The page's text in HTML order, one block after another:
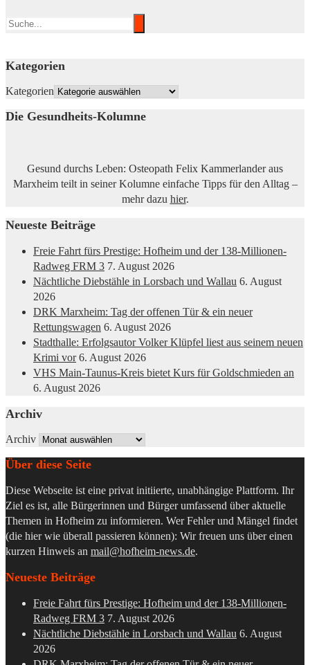
Kategorien
Kategorien
Die Gesundheits-Kolumne
Gesund durchs Leben: Osteopath Felix Kammerlander aus
Marxheim teilt in seiner Kolumne einfache Tipps für den Alltag –
mehr dazu hier.
Neueste Beiträge
Freie Fahrt fürs Prestige: Hofheim und der 138-Millionen-
Radweg FRM 3 7. August 2026
Nächtliche Diebstähle in Lorsbach und Wallau 6. August
2026
DRK Marxheim: Tag der offenen Tür & ein neuer
Rettungswagen 6. August 2026
Stadthalle: Erfolgsautor Volker Klüpfel liest aus seinem neuen
Krimi vor 6. August 2026
VHS Main-Taunus-Kreis bietet Kurs für Goldschmieden an
6. August 2026
Archiv
Archiv
Über diese Seite
Diese Webseite ist eine privat initiierte, unabhängige Plattform. Ihr
Ziel es ist, alle Bürgerinnen und Bürger umfassend über aktuelle
Themen in Hofheim zu informieren. Wer Fehler und Mängel findet
(die hier wie überall passieren können): Wir freuen uns über einen
kurzen Hinweis an mail@hofheim-news.de.
Neueste Beiträge
Freie Fahrt fürs Prestige: Hofheim und der 138-Millionen-
Radweg FRM 3 7. August 2026
Nächtliche Diebstähle in Lorsbach und Wallau 6. August
2026